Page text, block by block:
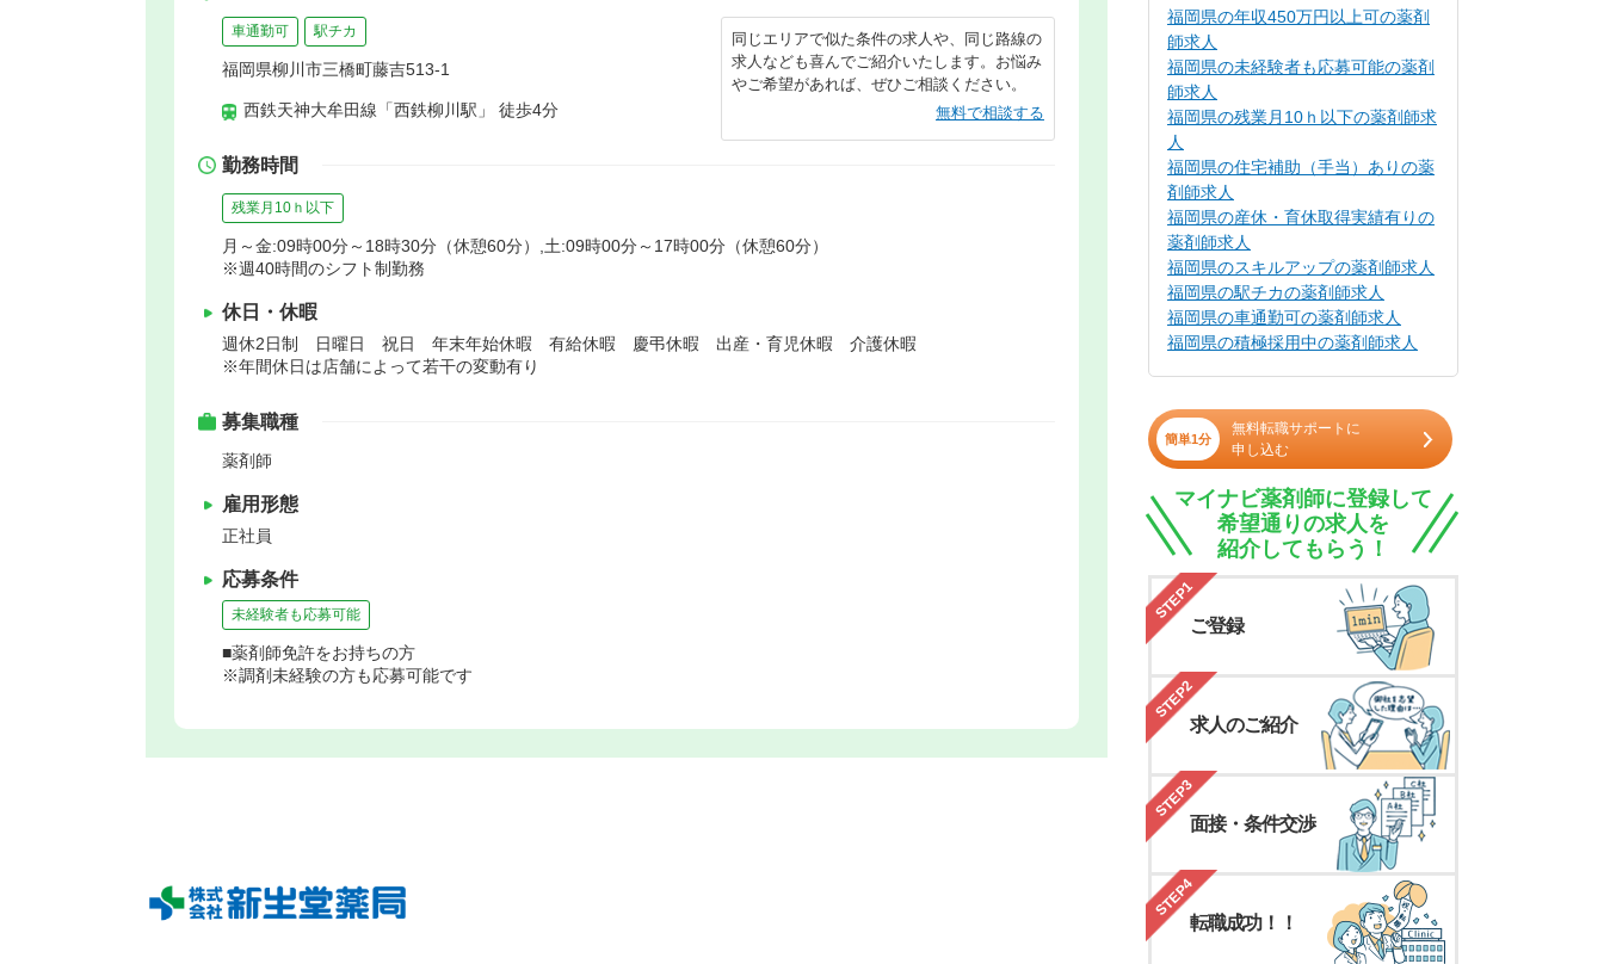
車通勤可 駅チカ
福岡県柳川市三橋町藤吉513-1
西鉄天神大牟田線「西鉄柳川駅」 徒歩4分
同じエリアで似た条件の求人や、同じ路線の
求人なども喜んでご紹介いたします。お悩み
やご希望があれば、ぜひご相談ください。
無料で相談する
勤務時間
残業月10ｈ以下
月～金:09時00分～18時30分（休憩60分）,土:09時00分～17時00分（休憩60分）
※週40時間のシフト制勤務
休日・休暇
週休2日制 日曜日 祝日 年末年始休暇 有給休暇 慶弔休暇 出産・育児休暇 介護休暇
※年間休日は店舗によって若干の変動有り
募集職種
薬剤師
雇用形態
正社員
応募条件
未経験者も応募可能
■薬剤師免許をお持ちの方
※調剤未経験の方も応募可能です
福岡県の年収450万円以上可の薬剤
師求人
福岡県の未経験者も応募可能の薬剤
師求人
福岡県の残業月10ｈ以下の薬剤師求
人
福岡県の住宅補助（手当）ありの薬
剤師求人
福岡県の産休・育休取得実績有りの
薬剤師求人
福岡県のスキルアップの薬剤師求人
福岡県の駅チカの薬剤師求人
福岡県の車通勤可の薬剤師求人
福岡県の積極採用中の薬剤師求人
簡単1分
無料転職サポートに
申し込む
マイナビ薬剤師に登録して
希望通りの求人を
紹介してもらう！
STEP1
ご登録
STEP2
求人のご紹介
STEP3
面接・条件交渉
STEP4
転職成功！！